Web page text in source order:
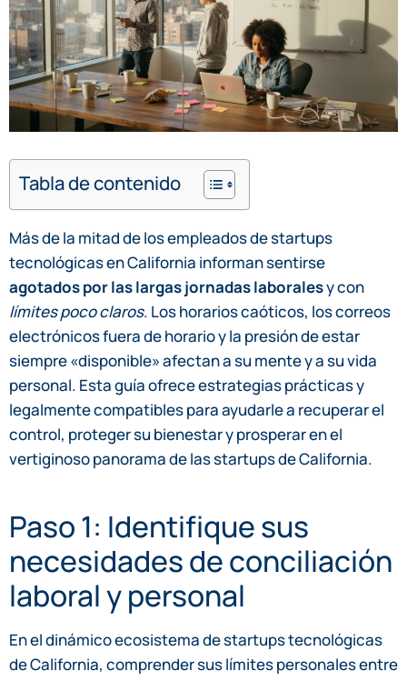
Tabla de contenido
Más de la mitad de los empleados de startups
tecnológicas en California informan sentirse
agotados por las largas jornadas laboralesy con
límites poco claros. Los horarios caóticos, los correos
electrónicos fuera de horario y la presión de estar
siempre «disponible» afectan a su mente y a su vida
personal. Esta guía ofrece estrategias prácticas y
legalmente compatibles para ayudarle a recuperar el
control, proteger su bienestar y prosperar en el
vertiginoso panorama de las startups de California.
Paso 1: Identifique sus
necesidades de conciliación
laboral y personal
En el dinámico ecosistema de startups tecnológicas
de California, comprender sus límites personales entre